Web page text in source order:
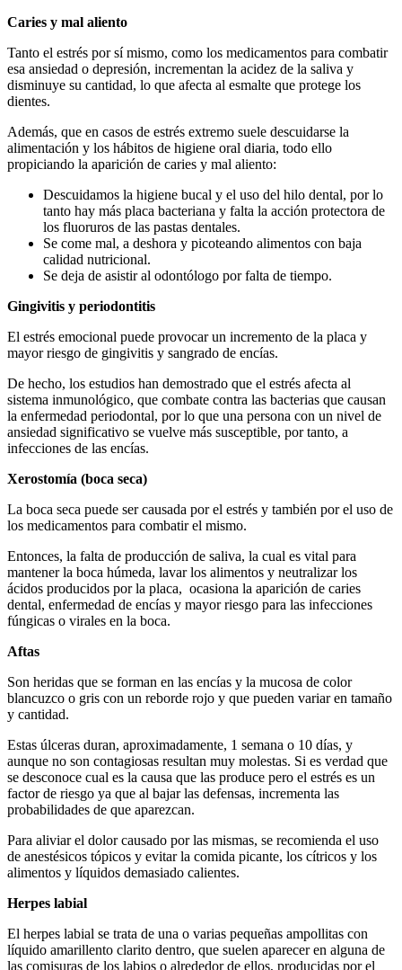
Caries y mal aliento
Tanto el estrés por sí mismo, como los medicamentos para combatir
esa ansiedad o depresión, incrementan la acidez de la saliva y
disminuye su cantidad, lo que afecta al esmalte que protege los
dientes.
Además, que en casos de estrés extremo suele descuidarse la
alimentación y los hábitos de higiene oral diaria, todo ello
propiciando la aparición de caries y mal aliento:
Descuidamos la higiene bucal y el uso del hilo dental, por lo
tanto hay más placa bacteriana y falta la acción protectora de
los fluoruros de las pastas dentales.
Se come mal, a deshora y picoteando alimentos con baja
calidad nutricional.
Se deja de asistir al odontólogo por falta de tiempo.
Gingivitis y periodontitis
El estrés emocional puede provocar un incremento de la placa y
mayor riesgo de gingivitis y sangrado de encías.
De hecho, los estudios han demostrado que el estrés afecta al
sistema inmunológico, que combate contra las bacterias que causan
la enfermedad periodontal, por lo que una persona con un nivel de
ansiedad significativo se vuelve más susceptible, por tanto, a
infecciones de las encías.
Xerostomía (boca seca)
La boca seca puede ser causada por el estrés y también por el uso de
los medicamentos para combatir el mismo.
Entonces, la falta de producción de saliva, la cual es vital para
mantener la boca húmeda, lavar los alimentos y neutralizar los
ácidos producidos por la placa, ocasiona la aparición de caries
dental, enfermedad de encías y mayor riesgo para las infecciones
fúngicas o virales en la boca.
Aftas
Son heridas que se forman en las encías y la mucosa de color
blancuzco o gris con un reborde rojo y que pueden variar en tamaño
y cantidad.
Estas úlceras duran, aproximadamente, 1 semana o 10 días, y
aunque no son contagiosas resultan muy molestas. Si es verdad que
se desconoce cual es la causa que las produce pero el estrés es un
factor de riesgo ya que al bajar las defensas, incrementa las
probabilidades de que aparezcan.
Para aliviar el dolor causado por las mismas, se recomienda el uso
de anestésicos tópicos y evitar la comida picante, los cítricos y los
alimentos y líquidos demasiado calientes.
Herpes labial
El herpes labial se trata de una o varias pequeñas ampollitas con
líquido amarillento clarito dentro, que suelen aparecer en alguna de
las comisuras de los labios o alrededor de ellos, producidas por el